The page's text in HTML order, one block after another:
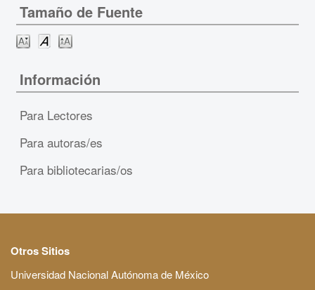
Tamaño de Fuente
Información
Para Lectores
Para autoras/es
Para bibliotecarias/os
Otros Sitios
Universidad Nacional Autónoma de México